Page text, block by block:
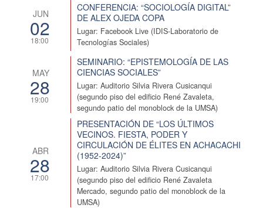
JUN
02
18:00
CONFERENCIA: “SOCIOLOGÍA DIGITAL”
DE ALEX OJEDA COPA
Lugar: Facebook Live (IDIS-Laboratorio de
Tecnologías Sociales)
MAY
28
19:00
SEMINARIO: “EPISTEMOLOGÍA DE LAS
CIENCIAS SOCIALES”
Lugar: Auditorio Silvia Rivera Cusicanqui
(segundo piso del edificio René Zavaleta,
segundo patio del monoblock de la UMSA)
ABR
28
17:00
PRESENTACIÓN DE “LOS ÚLTIMOS
VECINOS. FIESTA, PODER Y
CIRCULACIÓN DE ÉLITES EN ACHACACHI
(1952-2024)”
Lugar: Auditorio Silvia Rivera Cusicanqui
(segundo piso del edificio René Zavaleta
Mercado, segundo patio del monoblock de la
UMSA)